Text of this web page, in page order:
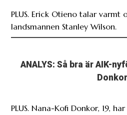
PLUS. Erick Otieno talar varmt
landsmannen Stanley Wilson.
ANALYS: Så bra är AIK-
Donkor
PLUS. Nana-Kofi Donkor, 19,